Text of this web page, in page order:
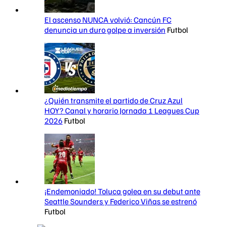
El ascenso NUNCA volvió: Cancún FC
denuncia un duro golpe a inversión Futbol
¿Quién transmite el partido de Cruz Azul
HOY? Canal y horario Jornada 1 Leagues Cup
2026 Futbol
¡Endemoniado! Toluca golea en su debut ante
Seattle Sounders y Federico Viñas se estrenó
Futbol